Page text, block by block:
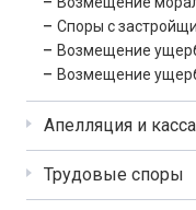
Споры с
Возмещение
Возмещение
Апелляция и
Трудовые споры